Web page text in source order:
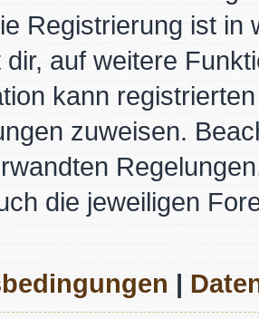
Registrierung ist in
dir, auf weitere
kann
zuweisen.
die jeweiligen
|